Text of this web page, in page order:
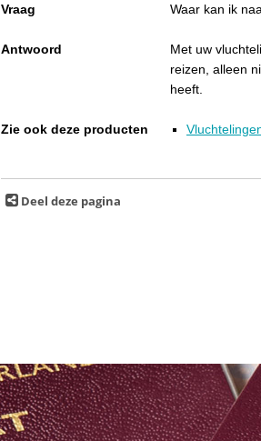
Vraag Waar kan ik
Antwoord
Met uw
reizen, alleen
heeft.
Zie ook deze producten
Deel deze pagina